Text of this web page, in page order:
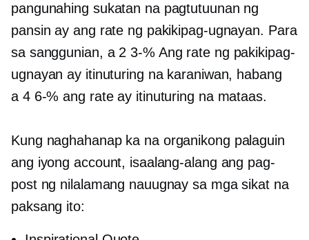
pangunahing sukatan na pagtutuunan ng
pansin ay ang rate ng pakikipag-ugnayan. Para
sa sanggunian, a 2 3-% Ang rate ng pakikipag-
ugnayan ay itinuturing na karaniwan, habang
a 4 6-% ang rate ay itinuturing na mataas.
Kung naghahanap ka na organikong palaguin
ang iyong account, isaalang-alang ang pag-
post ng nilalamang nauugnay sa mga sikat na
paksang ito: